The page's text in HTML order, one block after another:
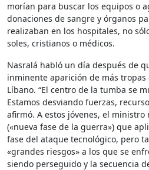
morían para buscar los equipos o
donaciones de sangre y órganos
realizaban en los hospitales, no
soles, cristianos o médicos.
Nasralá habló un día después de
inminente aparición de más
Líbano. “El centro de la tumba se
Estamos desviando fuerzas,
afirmó. A estos jóvenes, el
(«nueva fase de la guerra») que
fase del ataque tecnológico, pero
«grandes riesgos» a los que se
siendo perseguido y la secuencia